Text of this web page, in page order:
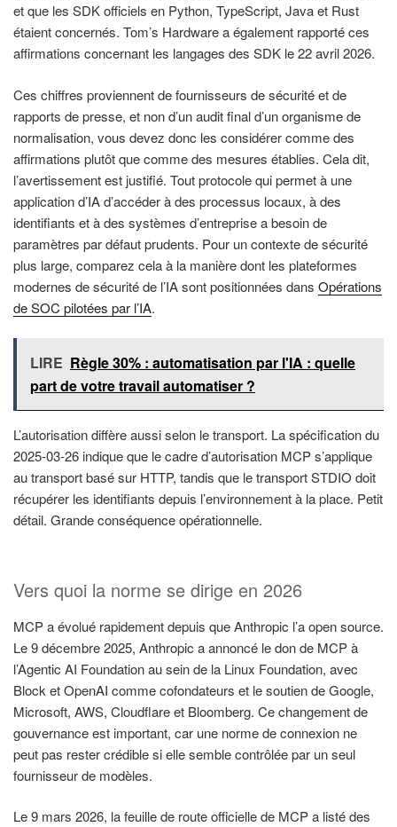
et que les SDK officiels en Python, TypeScript, Java et Rust
étaient concernés. Tom’s Hardware a également rapporté ces
affirmations concernant les langages des SDK le 22 avril 2026.
Ces chiffres proviennent de fournisseurs de sécurité et de
rapports de presse, et non d’un audit final d’un organisme de
normalisation, vous devez donc les considérer comme des
affirmations plutôt que comme des mesures établies. Cela dit,
l’avertissement est justifié. Tout protocole qui permet à une
application d’IA d’accéder à des processus locaux, à des
identifiants et à des systèmes d’entreprise a besoin de
paramètres par défaut prudents. Pour un contexte de sécurité
plus large, comparez cela à la manière dont les plateformes
modernes de sécurité de l’IA sont positionnées dans Opérations
de SOC pilotées par l’IA.
LIRE Règle 30% : automatisation par l'IA : quelle
part de votre travail automatiser ?
L’autorisation diffère aussi selon le transport. La spécification du
2025-03-26 indique que le cadre d’autorisation MCP s’applique
au transport basé sur HTTP, tandis que le transport STDIO doit
récupérer les identifiants depuis l’environnement à la place. Petit
détail. Grande conséquence opérationnelle.
Vers quoi la norme se dirige en 2026
MCP a évolué rapidement depuis que Anthropic l’a open source.
Le 9 décembre 2025, Anthropic a annoncé le don de MCP à
l’Agentic AI Foundation au sein de la Linux Foundation, avec
Block et OpenAI comme cofondateurs et le soutien de Google,
Microsoft, AWS, Cloudflare et Bloomberg. Ce changement de
gouvernance est important, car une norme de connexion ne
peut pas rester crédible si elle semble contrôlée par un seul
fournisseur de modèles.
Le 9 mars 2026, la feuille de route officielle de MCP a listé des